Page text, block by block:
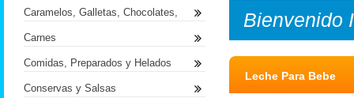
Bienvenido
Leche Para Bebe
Caramelos, Galletas, Chocolates,
Carnes
Comidas, Preparados y Helados
Conservas y Salsas